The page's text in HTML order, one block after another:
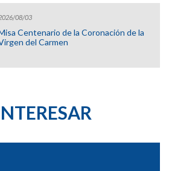
08/03
Centenario de la Coronación de la
del Carmen